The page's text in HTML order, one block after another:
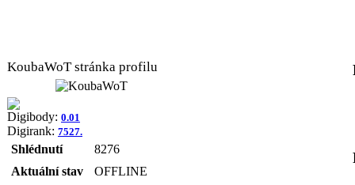
KoubaWoT stránka profilu
Digibody: 0.01
Digirank: 7527.
Shlédnutí
8276
Aktuální stav
OFFLINE